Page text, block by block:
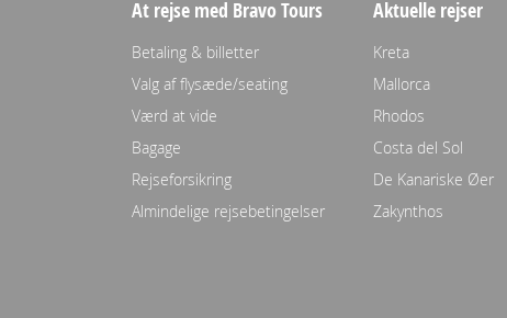
At rejse med Bravo Tours
Betaling & billetter
Valg af flysæde/seating
Værd at vide
Bagage
Rejseforsikring
Almindelige rejsebetingelser
Aktuelle rejser
Kreta
Mallorca
Rhodos
Costa del Sol
De Kanariske Øer
Zakynthos